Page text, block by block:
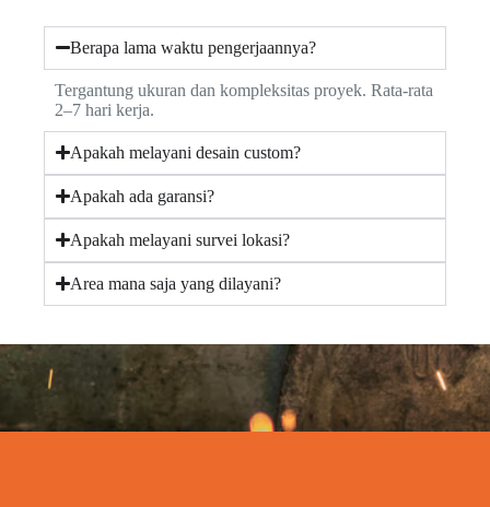
Berapa lama waktu pengerjaannya?
Tergantung ukuran dan kompleksitas proyek. Rata-rata
2–7 hari kerja.
Apakah melayani desain custom?
Apakah ada garansi?
Apakah melayani survei lokasi?
Area mana saja yang dilayani?